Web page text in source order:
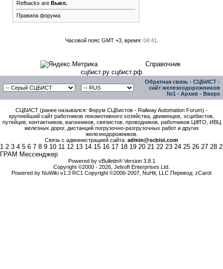
Refbacks are Выкл.
Правила форума
Часовой пояс GMT +3, время: 04:41
Справочник
сцбист.ру сцбист.рф
Обратная связь - СЦБИСТ -
сайт железнодорожников
№1 - Архив - Вверх
СЦБИСТ (ранее назывался: Форум СЦБистов - Railway Automation Forum) -
крупнейший сайт работников локомотивного хозяйства, движенцев, эсцебистов,
путейцев, контактников, вагонников, связистов, проводников, работников ЦФТО, ИВЦ
железных дорог, дистанций погрузочно-разгрузочных работ и других
железнодорожников.
Связь с администрацией сайта: admin@scbist.com
1 2 3 4 5 6 7 8 9 10 11 12 13 14 15 16 17 18 19 20 21 22 23 24 25 26 27 28
ГРАМ Мессенджер
Powered by vBulletin® Version 3.8.1
Copyright ©2000 - 2026, Jelsoft Enterprises Ltd.
Powered by NuWiki v1.3 RC1 Copyright ©2006-2007, NuHit, LLC Перевод: zCarot